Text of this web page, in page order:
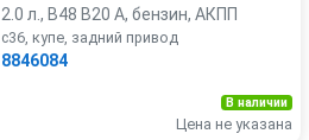
2.0 л., B48 B20 A, бензин, АКПП
c36, купе, задний привод
8846084
В наличии
Цена не указана